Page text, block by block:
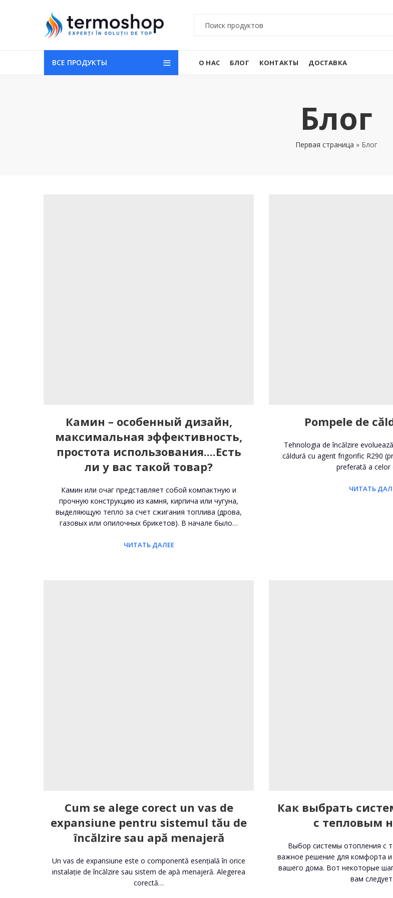
ВСЕ ПРОДУКТЫ О НАС БЛОГ КОНТАКТЫ ДОСТАВКА
Блог
Первая страница » Блог
Камин – особенный дизайн,
максимальная эффективность,
простота использования....Есть
ли у вас такой товар?
Камин или очаг представляет собой компактную и
прочную конструкцию из камня, кирпича или чугуна,
выделяющую тепло за счет сжигания топлива (дрова,
газовых или опилочных брикетов). В начале было…
ЧИТАТЬ ДАЛЕЕ
Pompele de
Tehnologia de încălzire
căldură cu agent frigorific R290
preferată a celor
ЧИТАТЬ
Cum se alege corect un vas de
expansiune pentru sistemul tău de
încălzire sau apă menajeră
Un vas de expansiune este o componentă esențială în orice
instalație de încălzire sau sistem de apă menajeră. Alegerea
corectă…
Как выбрать
с тепловым
Выбор системы отопления с
важное решение для комфорта и
вашего дома. Вот некоторые
вам